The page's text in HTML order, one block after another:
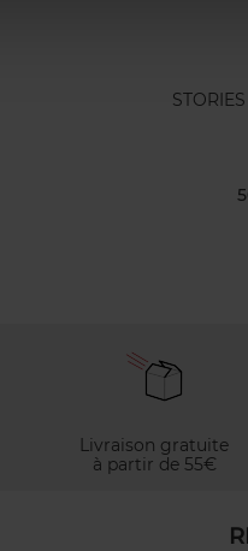
Livraison gratuite
à partir de 55€